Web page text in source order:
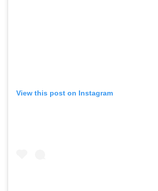
View this post on Instagram